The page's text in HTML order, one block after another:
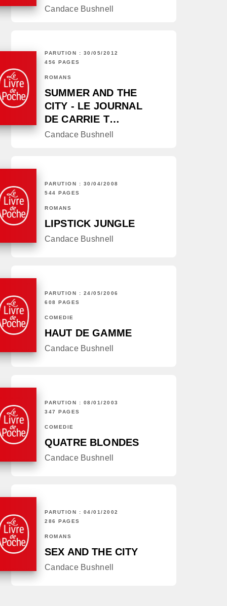
Candace Bushnell
PARUTION : 30/05/2012
456 PAGES
ROMANS
SUMMER AND THE
CITY - LE JOURNAL
DE CARRIE T…
Candace Bushnell
PARUTION : 30/04/2008
544 PAGES
ROMANS
LIPSTICK JUNGLE
Candace Bushnell
PARUTION : 24/05/2006
608 PAGES
COMÉDIE
HAUT DE GAMME
Candace Bushnell
PARUTION : 08/01/2003
347 PAGES
COMÉDIE
QUATRE BLONDES
Candace Bushnell
PARUTION : 04/01/2002
286 PAGES
ROMANS
SEX AND THE CITY
Candace Bushnell